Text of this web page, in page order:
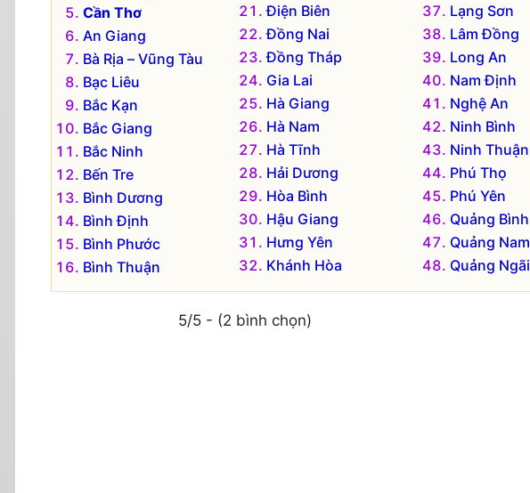
Cần Thơ
An Giang
Bà Rịa – Vũng Tàu
Bạc Liêu
Bắc Kạn
Bắc Giang
Bắc Ninh
Bến Tre
Bình Dương
Bình Định
Bình Phước
Bình Thuận
Điện Biên
Đồng Nai
Đồng Tháp
Gia Lai
Hà Giang
Hà Nam
Hà Tĩnh
Hải Dương
Hòa Bình
Hậu Giang
Hưng Yên
Khánh Hòa
Lạng Sơn
Lâm Đồng
Long An
Nam Định
Nghệ An
Ninh Bình
Ninh Thuận
Phú Thọ
Phú Yên
Quảng Bình
Quảng Nam
Quảng Ngãi
5/5 - (2 bình chọn)